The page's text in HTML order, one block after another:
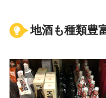
地酒も種類豊